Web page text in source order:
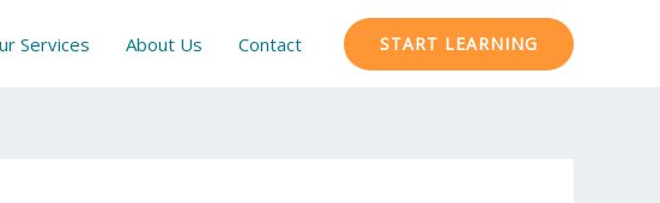
Services About Us Contact START LEARNING